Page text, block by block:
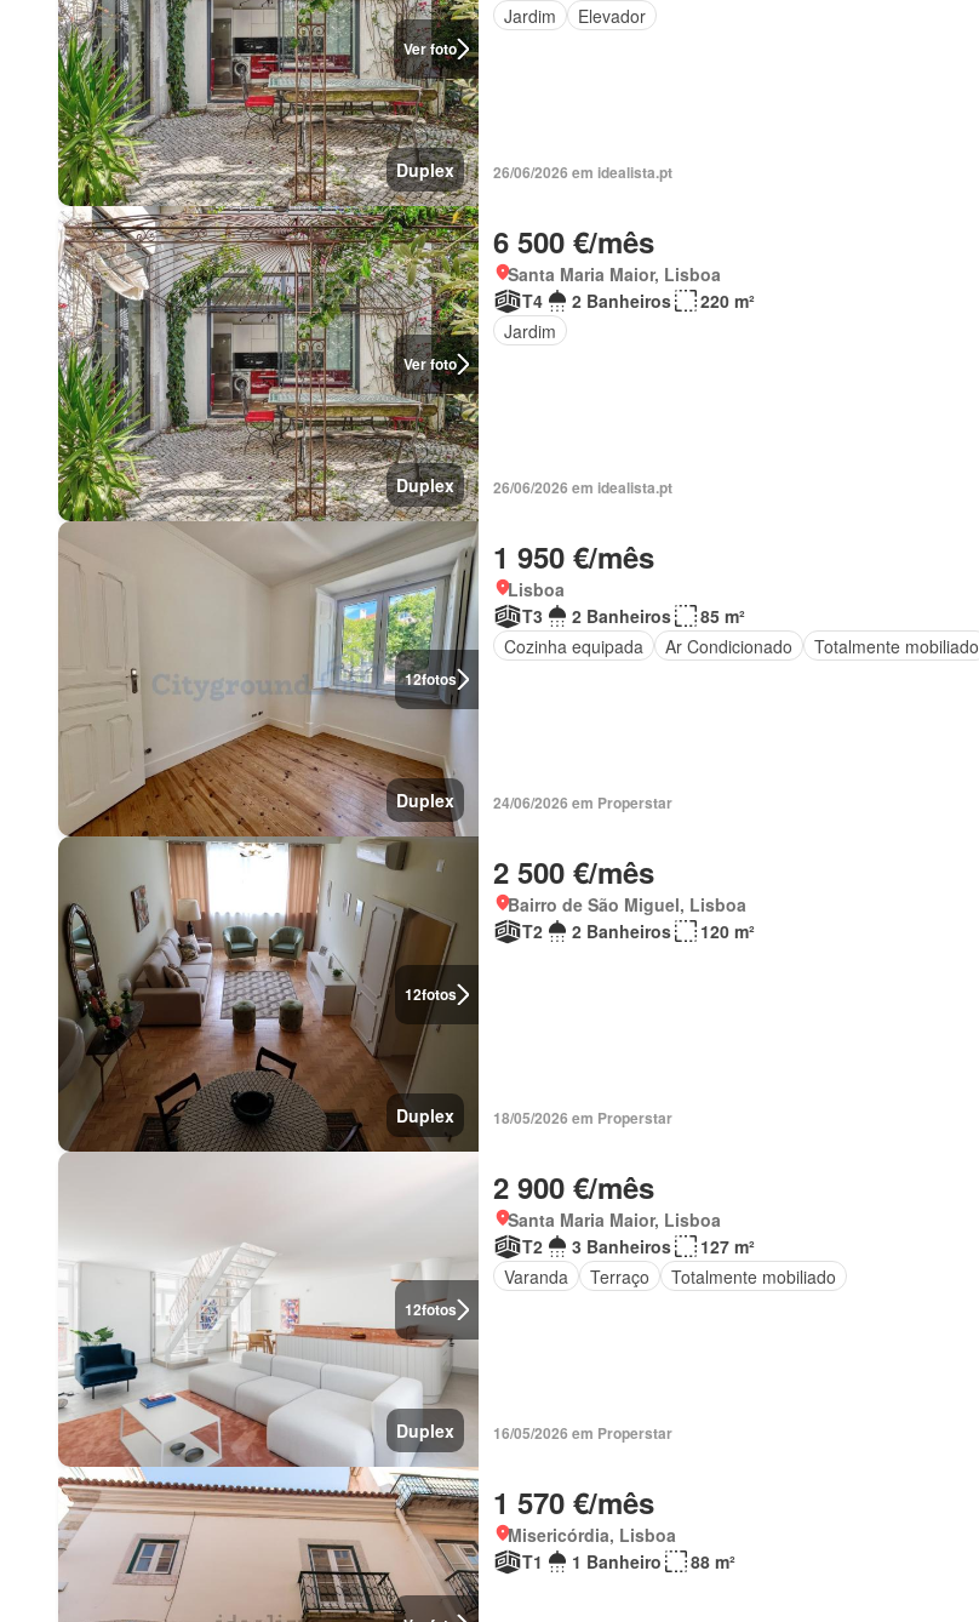
Ver foto
Duplex
Jardim
Elevador
26/06/2026 em idealista.pt
Ver foto
Duplex
6 500 €/mês
Santa Maria Maior, Lisboa
T4
2 Banheiros
220 m²
Jardim
26/06/2026 em idealista.pt
12fotos
Duplex
1 950 €/mês
Lisboa
T3
2 Banheiros
85 m²
Cozinha equipada
Ar Condicionado Totalmente mobiliado
24/06/2026 em Properstar
12fotos
Duplex
2 500 €/mês
Bairro de São Miguel, Lisboa
T2
2 Banheiros 120 m²
18/05/2026 em Properstar
12fotos
Duplex
2 900 €/mês
Santa Maria Maior, Lisboa
T2
3 Banheiros
127 m²
Varanda
Terraço Totalmente mobiliado
16/05/2026 em Properstar
1 570 €/mês
Misericórdia, Lisboa
T1
1 Banheiro 88 m²